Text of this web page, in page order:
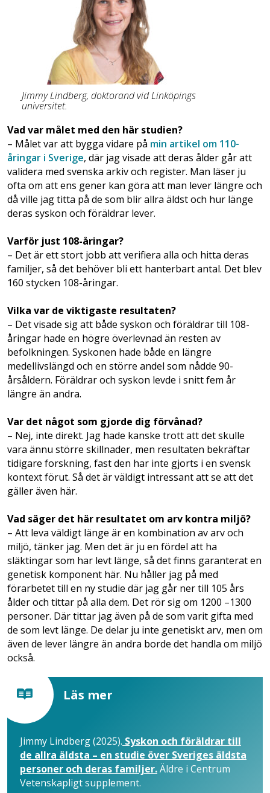
Jimmy Lindberg, doktorand vid Linköpings
universitet.
Vad var målet med den här studien?
– Målet var att bygga vidare på min artikel om 110-
åringar i Sverige, där jag visade att deras ålder går att
validera med svenska arkiv och register. Man läser ju
ofta om att ens gener kan göra att man lever längre och
då ville jag titta på de som blir allra äldst och hur länge
deras syskon och föräldrar lever.
Varför just 108-åringar?
– Det är ett stort jobb att verifiera alla och hitta deras
familjer, så det behöver bli ett hanterbart antal. Det blev
160 stycken 108-åringar.
Vilka var de viktigaste resultaten?
– Det visade sig att både syskon och föräldrar till 108-
åringar hade en högre överlevnad än resten av
befolkningen. Syskonen hade både en längre
medellivslängd och en större andel som nådde 90-
årsåldern. Föräldrar och syskon levde i snitt fem år
längre än andra.
Var det något som gjorde dig förvånad?
– Nej, inte direkt. Jag hade kanske trott att det skulle
vara ännu större skillnader, men resultaten bekräftar
tidigare forskning, fast den har inte gjorts i en svensk
kontext förut. Så det är väldigt intressant att se att det
gäller även här.
Vad säger det här resultatet om arv kontra miljö?
– Att leva väldigt länge är en kombination av arv och
miljö, tänker jag. Men det är ju en fördel att ha
släktingar som har levt länge, så det finns garanterat en
genetisk komponent här. Nu håller jag på med
förarbetet till en ny studie där jag går ner till 105 års
ålder och tittar på alla dem. Det rör sig om 1200 –1300
personer. Där tittar jag även på de som varit gifta med
de som levt länge. De delar ju inte genetiskt arv, men om
även de lever längre än andra borde det handla om miljö
också.
Läs mer
Jimmy Lindberg (2025). Syskon och föräldrar till
de allra äldsta – en studie över Sveriges äldsta
personer och deras familjer.Äldre i Centrum
Vetenskapligt supplement.